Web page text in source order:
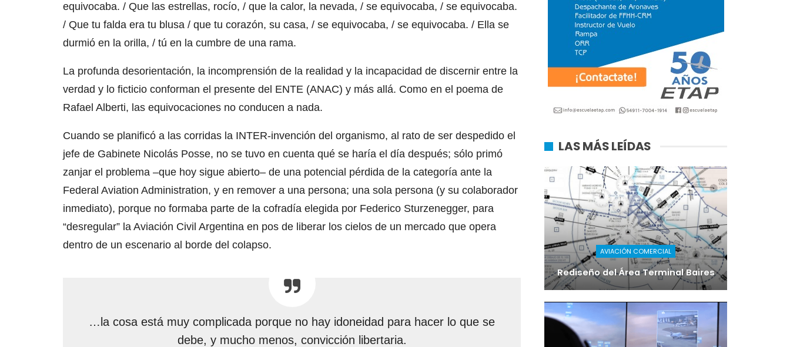
equivocaba. / Que las estrellas, rocío, / que la calor, la nevada, / se equivocaba, / se equivocaba.
/ Que tu falda era tu blusa / que tu corazón, su casa, / se equivocaba, / se equivocaba. / Ella se
durmió en la orilla, / tú en la cumbre de una rama.
La profunda desorientación, la incomprensión de la realidad y la incapacidad de discernir entre la
verdad y lo ficticio conforman el presente del ENTE (ANAC) y más allá. Como en el poema de
Rafael Alberti, las equivocaciones no conducen a nada.
Cuando se planificó a las corridas la INTER-invención del organismo, al rato de ser despedido el
jefe de Gabinete Nicolás Posse, no se tuvo en cuenta qué se haría el día después; sólo primó
zanjar el problema –que hoy sigue abierto– de una potencial pérdida de la categoría ante la
Federal Aviation Administration, y en remover a una persona; una sola persona (y su colaborador
inmediato), porque no formaba parte de la cofradía elegida por Federico Sturzenegger, para
“desregular” la Aviación Civil Argentina en pos de liberar los cielos de un mercado que opera
dentro de un escenario al borde del colapso.
…la cosa está muy complicada porque no hay idoneidad para hacer lo que se
debe, y mucho menos, convicción libertaria.
LAS MÁS LEÍDAS
AVIACIÓN COMERCIAL
Rediseño del Área Terminal Baires